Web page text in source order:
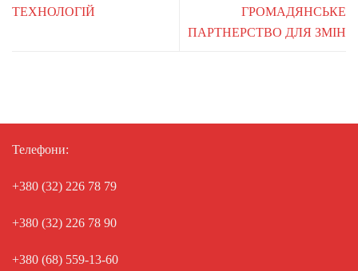
ТЕХНОЛОГІЙ
ГРОМАДЯНСЬКЕ
ПАРТНЕРСТВО ДЛЯ ЗМІН
Телефони:
+380 (32) 226 78 79
+380 (32) 226 78 90
+380 (68) 559-13-60